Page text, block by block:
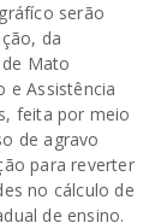
serão
da
Mato
e Assistência
feita por meio
de agravo
para reverter
no cálculo de
de ensino.